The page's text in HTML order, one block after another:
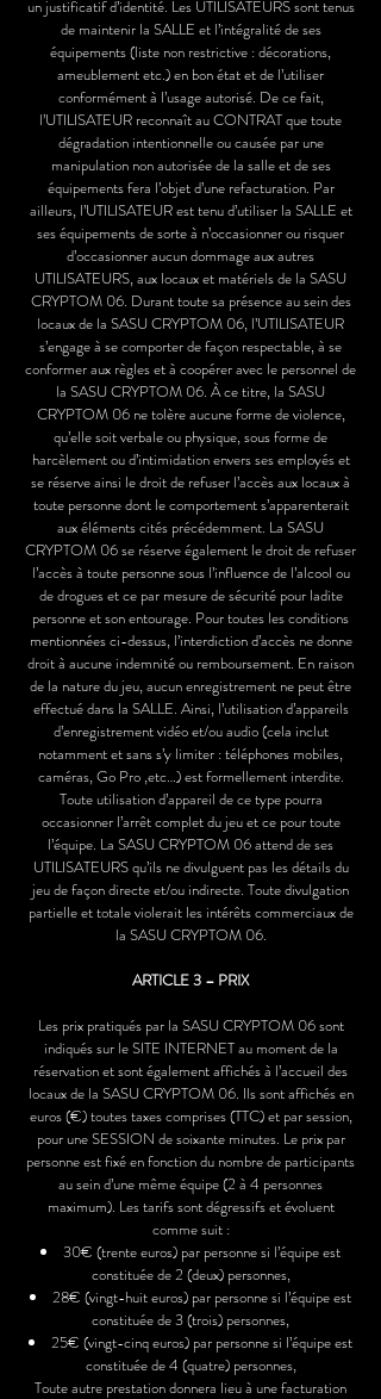
un justificatif d’identité. Les UTILISATEURS sont tenus
de maintenir la SALLE et l’intégralité de ses
équipements (liste non restrictive : décorations,
ameublement etc.) en bon état et de l’utiliser
conformément à l’usage autorisé. De ce fait,
l’UTILISATEUR reconnaît au CONTRAT que toute
dégradation intentionnelle ou causée par une
manipulation non autorisée de la salle et de ses
équipements fera l’objet d’une refacturation. Par
ailleurs, l’UTILISATEUR est tenu d’utiliser la SALLE et
ses équipements de sorte à n’occasionner ou risquer
d’occasionner aucun dommage aux autres
UTILISATEURS, aux locaux et matériels de la SASU
CRYPTOM 06. Durant toute sa présence au sein des
locaux de la SASU CRYPTOM 06, l’UTILISATEUR
s’engage à se comporter de façon respectable, à se
conformer aux règles et à coopérer avec le personnel de
la SASU CRYPTOM 06. À ce titre, la SASU
CRYPTOM 06 ne tolère aucune forme de violence,
qu’elle soit verbale ou physique, sous forme de
harcèlement ou d’intimidation envers ses employés et
se réserve ainsi le droit de refuser l’accès aux locaux à
toute personne dont le comportement s’apparenterait
aux éléments cités précédemment. La SASU
CRYPTOM 06 se réserve également le droit de refuser
l’accès à toute personne sous l’influence de l’alcool ou
de drogues et ce par mesure de sécurité pour ladite
personne et son entourage. Pour toutes les conditions
mentionnées ci-dessus, l’interdiction d’accès ne donne
droit à aucune indemnité ou remboursement. En raison
de la nature du jeu, aucun enregistrement ne peut être
effectué dans la SALLE. Ainsi, l’utilisation d’appareils
d’enregistrement vidéo et/ou audio (cela inclut
notamment et sans s’y limiter : téléphones mobiles,
caméras, Go Pro ,etc…) est formellement interdite.
Toute utilisation d’appareil de ce type pourra
occasionner l’arrêt complet du jeu et ce pour toute
l’équipe. La SASU CRYPTOM 06 attend de ses
UTILISATEURS qu’ils ne divulguent pas les détails du
jeu de façon directe et/ou indirecte. Toute divulgation
partielle et totale violerait les intérêts commerciaux de
la SASU CRYPTOM 06.
ARTICLE 3 – PRIX
Les prix pratiqués par la SASU CRYPTOM 06 sont
indiqués sur le SITE INTERNET au moment de la
réservation et sont également affichés à l’accueil des
locaux de la SASU CRYPTOM 06. Ils sont affichés en
euros (€) toutes taxes comprises (TTC) et par session,
pour une SESSION de soixante minutes. Le prix par
personne est fixé en fonction du nombre de participants
au sein d’une même équipe (2 à 4 personnes
maximum). Les tarifs sont dégressifs et évoluent
comme suit :
30€ (trente euros) par personne si l’équipe est
constituée de 2 (deux) personnes,
28€ (vingt-huit euros) par personne si l’équipe est
constituée de 3 (trois) personnes,
25€ (vingt-cinq euros) par personne si l’équipe est
constituée de 4 (quatre) personnes,
Toute autre prestation donnera lieu à une facturation